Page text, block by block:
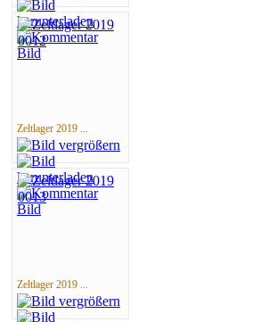
Zeltlager 2019 ...
Zeltlager 2019 ...